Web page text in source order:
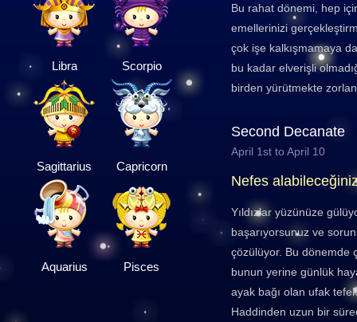
Libra Scorpio
Sagittarius Capricorn
Aquarius Pisces
Bu rahat dönemi, hep
emellerinizi
çok işe kalkışmamaya
bu kadar elverişli
birden yürütmekte
Second Decanate
April 1st to April 10
Nefes
Yıldızlar yüzünüze
başarıyorsunuz ve
çözülüyor. Bu dönemde
bunun yerine günlük
ayak bağı olan ufak
Haddinden uzun bir